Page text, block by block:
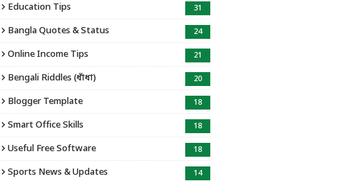
Education Tips 31
Bangla Quotes & Status 24
Online Income Tips 21
Bengali Riddles (ধাঁধা) 20
Blogger Template 18
Smart Office Skills 18
Useful Free Software 18
Sports News & Updates 14